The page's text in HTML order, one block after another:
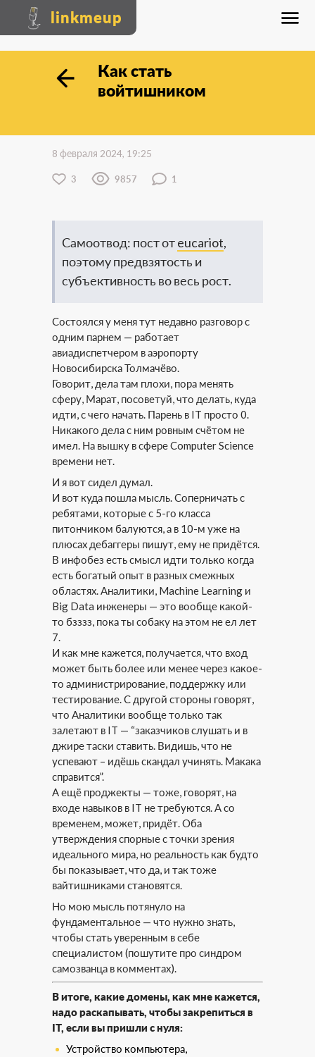
linkmeup
Как стать
войтишником
8 февраля 2024, 19:25
3 9857 1
Самоотвод: пост отeucariot,
поэтому предвзятость и
субъективность во весь рост.
Состоялся у меня тут недавно разговор с
одним парнем — работает
авиадиспетчером в аэропорту
Новосибирска Толмачёво.
Говорит, дела там плохи, пора менять
сферу, Марат, посоветуй, что делать, куда
идти, с чего начать. Парень в IT просто 0.
Никакого дела с ним ровным счётом не
имел. На вышку в сфере Computer Science
времени нет.
И я вот сидел думал.
И вот куда пошла мысль. Соперничать с
ребятами, которые с 5-го класса
питончиком балуются, а в 10-м уже на
плюсах дебаггеры пишут, ему не придётся.
В инфобез есть смысл идти только когда
есть богатый опыт в разных смежных
областях. Аналитики, Machine Learning и
Big Data инженеры — это вообще какой-
то бзззз, пока ты собаку на этом не ел лет
7.
И как мне кажется, получается, что вход
может быть более или менее через какое-
то администрирование, поддержку или
тестирование. С другой стороны говорят,
что Аналитики вообще только так
залетают в IT — “заказчиков слушать и в
джире таски ставить. Видишь, что не
успевают – идёшь скандал учинять. Макака
справится”.
А ещё проджекты — тоже, говорят, на
входе навыков в IT не требуются. А со
временем, может, придёт. Оба
утверждения спорные с точки зрения
идеального мира, но реальность как будто
бы показывает, что да, и так тоже
вайтишниками становятся.
Но мою мысль потянуло на
фундаментальное — что нужно знать,
чтобы стать уверенным в себе
специалистом (пошутите про синдром
самозванца в комментах).
В итоге, какие домены, как мне кажется,
надо раскапывать, чтобы закрепиться в
IT, если вы пришли с нуля:
Устройство компьютера,